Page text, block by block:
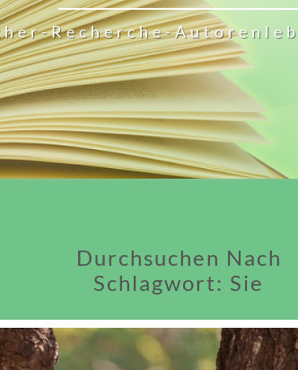
Recherche-
Durchsuchen Nach
Schlagwort: Sie